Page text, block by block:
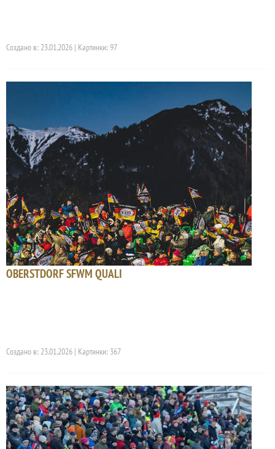
Создано в: 23.01.2026 | Картинки: 97
OBERSTDORF SFWM QUALI
Создано в: 23.01.2026 | Картинки: 367